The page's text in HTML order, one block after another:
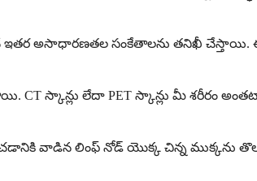
ఇతర అసాధారణతల సంకేతాలను తనిఖీ చేస్తాయి.
లేదా PET స్కాన్లు మీ శరీరం అంతటా
వాడిన లింఫ్ నోడ్ యొక్క చిన్న ముక్కను